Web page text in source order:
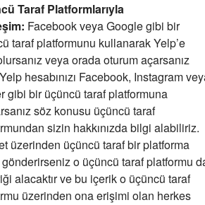
Taraf Platformlarıyla
Facebook veya Google gibi bir
taraf platformunu kullanarak Yelp’e
veya orada oturum açarsanız
hesabınızı Facebook, Instagram
gibi bir üçüncü taraf platformuna
söz konusu üçüncü taraf
sizin hakkınızda bilgi alabiliriz.
üzerinden üçüncü taraf bir platforma
o üçüncü taraf platformu
alacaktır ve bu içerik o üçüncü taraf
üzerinden ona erişimi olan herkes